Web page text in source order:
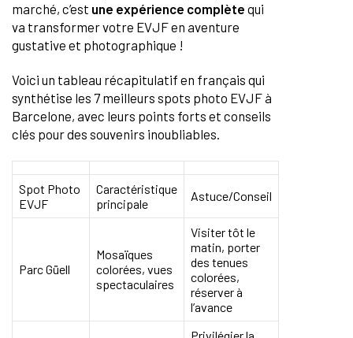
marché, c’est une expérience complète qui
va transformer votre EVJF en aventure
gustative et photographique !
Voici un tableau récapitulatif en français qui
synthétise les 7 meilleurs spots photo EVJF à
Barcelone, avec leurs points forts et conseils
clés pour des souvenirs inoubliables.
Spot Photo
EVJF
Caractéristique
principale
Astuce/Conseil
Parc Güell
Mosaïques
colorées, vues
spectaculaires
Visiter tôt le
matin, porter
des tenues
colorées,
réserver à
l’avance
Privilégier la